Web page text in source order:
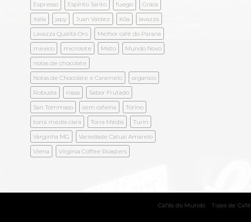
Espresso
Espírito Santo fuego
Grãos
itália
japy Juan Valdez Kōa
lavazza
Lavazza Qualità Oro
Melhor café do Paraná
mexico
microlote Misto
Mundo Novo
notas de chocolate
Notas de Chocolate e Caramelo
organico
Robusta
rossa
Sabor Frutado
San Tommaso
sem cafeína
Torino
torra media clara
Torra Média
Turin
Varginha MG
Variedade Catuaí Amarelo
Viena
Virginia Coffee Roasters
Cafés do Mundo Tipos de Café